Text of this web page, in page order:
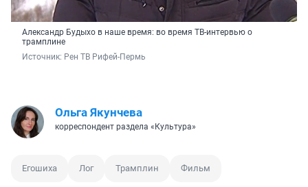
Александр Будыхо в наше время: во время ТВ-интервью о
трамплине
Источник: Рен ТВ Рифей-Пермь
Ольга Якунчева
корреспондент раздела «Культура»
Егошиха Лог Трамплин Фильм